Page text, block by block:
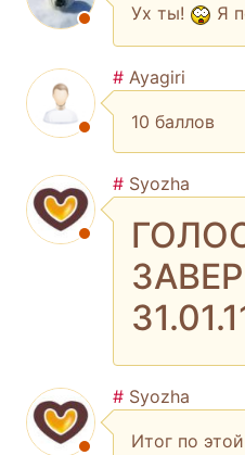
Ух ты! Я
# Ayagiri
10 баллов
# Syozha
# Syozha
Итог по